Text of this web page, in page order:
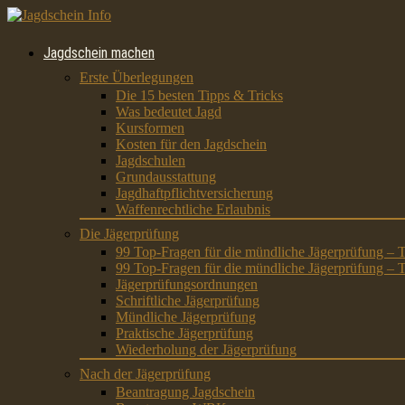
Jagdschein machen
Erste Überlegungen
Die 15 besten Tipps & Tricks
Was bedeutet Jagd
Kursformen
Kosten für den Jagdschein
Jagdschulen
Grundausstattung
Jagdhaftpflichtversicherung
Waffenrechtliche Erlaubnis
Die Jägerprüfung
99 Top-Fragen für die mündliche Jägerprüfung –
99 Top-Fragen für die mündliche Jägerprüfung –
Jägerprüfungsordnungen
Schriftliche Jägerprüfung
Mündliche Jägerprüfung
Praktische Jägerprüfung
Wiederholung der Jägerprüfung
Nach der Jägerprüfung
Beantragung Jagdschein